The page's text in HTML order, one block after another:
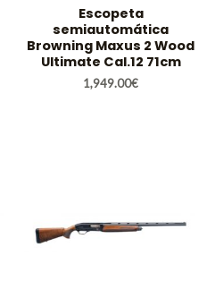
Escopeta
semiautomática
Browning Maxus 2 Wood
Ultimate Cal.12 71cm
1,949.00€